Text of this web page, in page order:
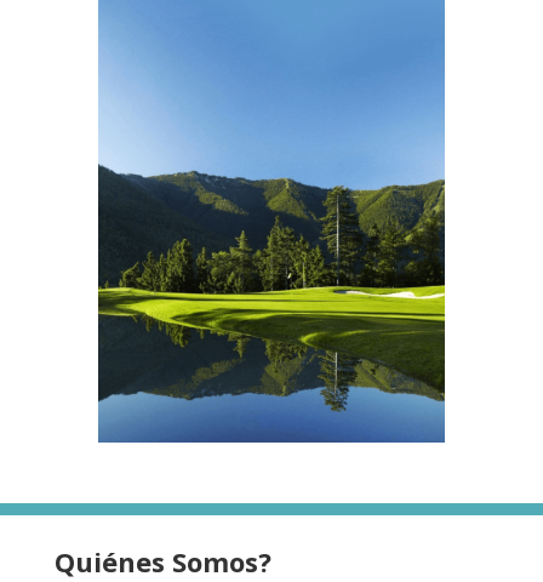
Quiénes Somos?